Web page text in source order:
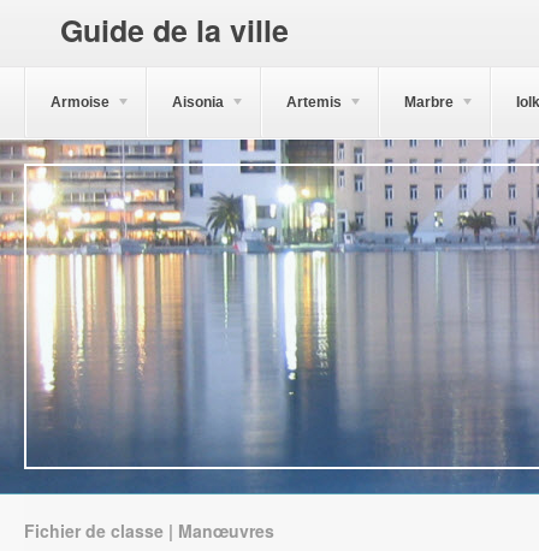
Guide de la ville
Armoise Aisonia Artemis Marbre
Fichier de classe | Manœuvres